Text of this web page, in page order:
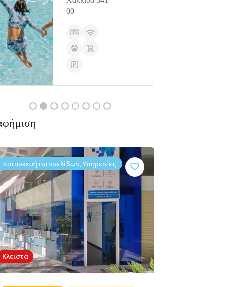
00
Κλειστά
Κατασκευή ιστοσελίδων, Υπηρεσίες